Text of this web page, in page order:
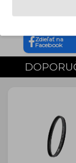
Zdieľať na
Facebook